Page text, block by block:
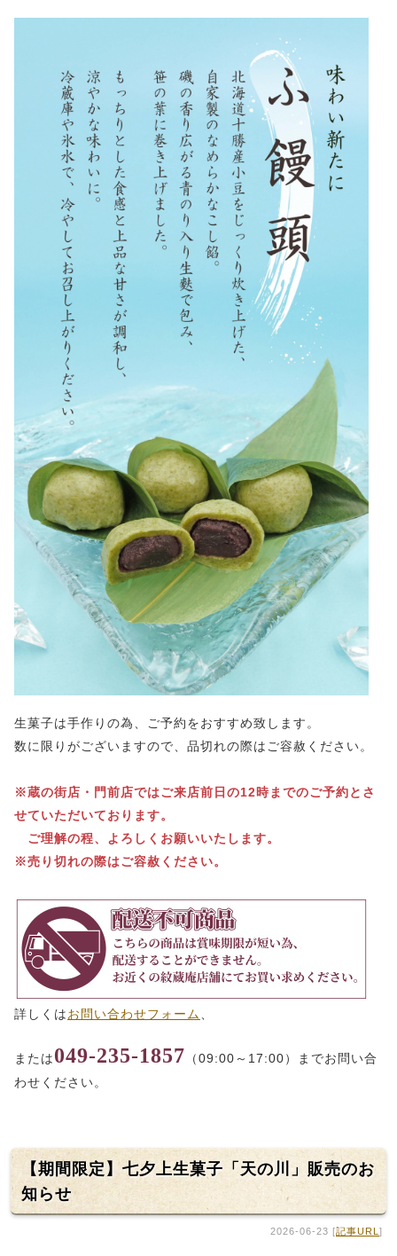
生菓子は手作りの為、ご予約をおすすめ致します。
数に限りがございますので、品切れの際はご容赦ください。
※蔵の街店・門前店ではご来店前日の12時までのご予約とさ
せていただいております。
ご理解の程、よろしくお願いいたします。
※売り切れの際はご容赦ください。
詳しくはお問い合わせフォーム
または049-235-1857 （09:00～17:00）までお問い合
わせください。
【期間限定】七夕上生菓子「天の川」販売のお
知らせ
2026-06-23 [記事URL ]